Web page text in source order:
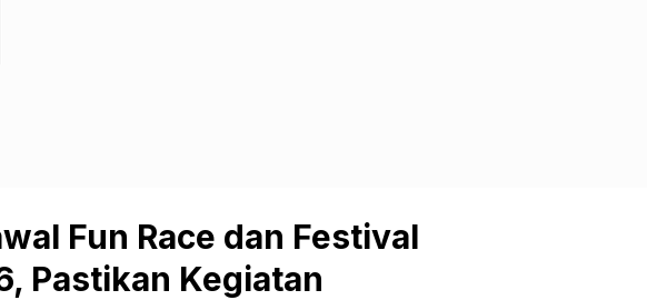
Fun Race dan Festival
Pastikan Kegiatan